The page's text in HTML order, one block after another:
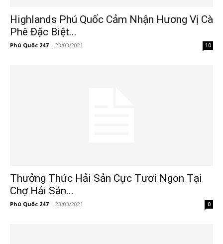
Highlands Phú Quốc Cảm Nhận Hương Vị Cà
Phê Đặc Biệt...
Phú Quốc 247 - 23/03/2021 10
Thưởng Thức Hải Sản Cực Tươi Ngon Tại
Chợ Hải Sản...
Phú Quốc 247 - 23/03/2021 0